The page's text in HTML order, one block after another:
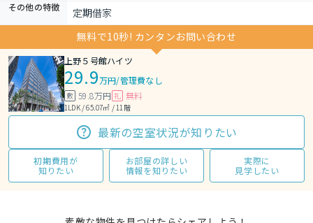
その他の特徴
定期借家
無料で10秒! カンタンお問い合わせ
上野５号館ハイツ
29.9万円/管理費なし
敷 59.8万円 礼 無料
1LDK / 65.07㎡ / 11階
最新の空室状況が知りたい
初期費用が
知りたい
お部屋の詳しい
情報を知りたい
実際に
見学したい